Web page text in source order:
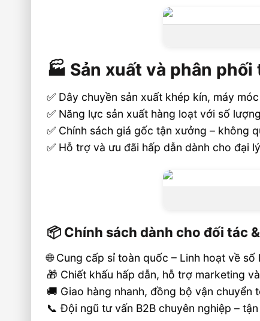
🏭 Sản xuất và phân phối
✅ Dây chuyền sản xuất khép kín, máy
✅ Năng lực sản xuất hàng loạt với số
✅ Chính sách giá gốc tận xưởng – không
✅ Hỗ trợ và ưu đãi hấp dẫn dành cho đại
📦 Chính sách dành cho đối tác
🌐 Cung cấp sỉ toàn quốc – Linh hoạt về số
🎁 Chiết khấu hấp dẫn, hỗ trợ marketing
🚚 Giao hàng nhanh, đồng bộ vận chuyển
📞 Đội ngũ tư vấn B2B chuyên nghiệp –